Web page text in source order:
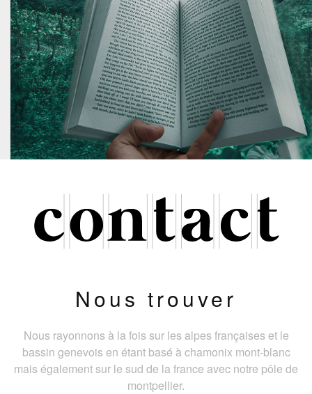
Nous trouver
Nous rayonnons à la fois sur les alpes françaises et le
bassin genevois en étant basé à chamonix mont-blanc
mais également sur le sud de la france avec notre pôle de
montpellier.